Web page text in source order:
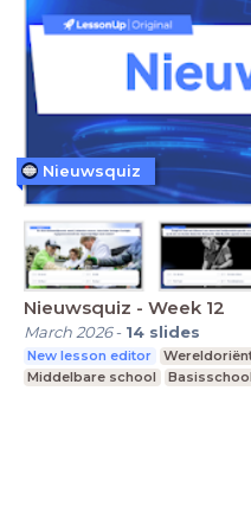
Nieuwsquiz - Week 12
March 2026- 14 slides
New lesson editor
Middelbare school
Basisschool
Nieuwsquiz